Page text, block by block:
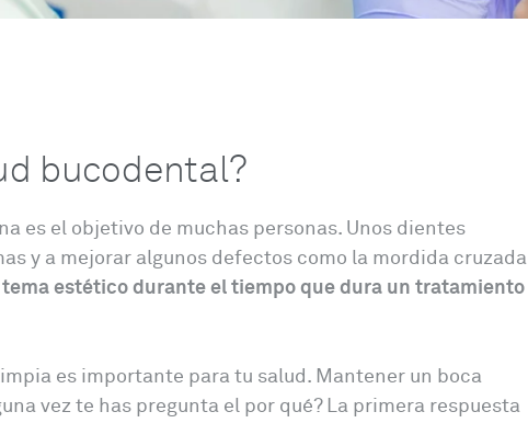
bucodental?
es el objetivo de muchas personas. Unos dientes
y a mejorar algunos defectos como la mordida cruzada
tema estético durante el tiempo que dura un tratamiento
es importante para tu salud. Mantener un boca
vez te has pregunta el por qué? La primera respuesta